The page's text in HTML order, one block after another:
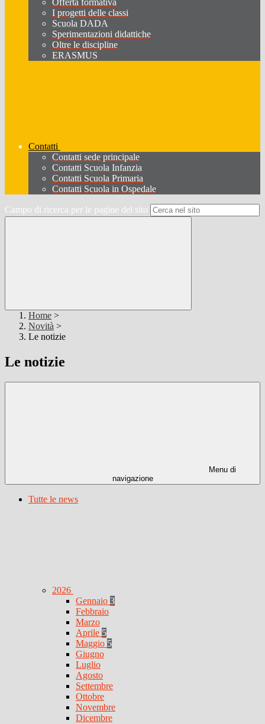
Offerta formativa
I progetti delle classi
Scuola DADA
Sperimentazioni didattiche
Oltre le discipline
ERASMUS
Contatti
Contatti sede principale
Contatti Scuola Infanzia
Contatti Scuola Primaria
Contatti Scuola in Ospedale
Campo di ricerca per le pagine del sito
Home >
Novità >
Le notizie
Le notizie
Menu di
navigazione
Tutte le news
2026
Gennaio 3
Febbraio
Marzo
Aprile 5
Maggio 5
Giugno
Luglio
Agosto
Settembre
Ottobre
Novembre
Dicembre